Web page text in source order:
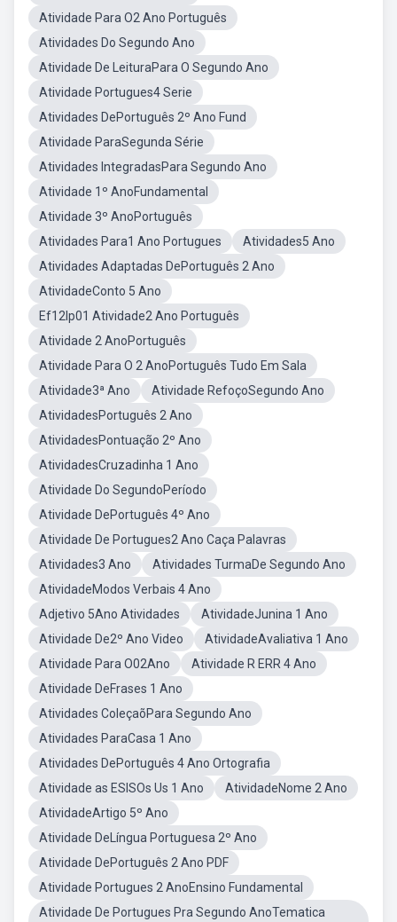
Atividade Para O2 Ano Português
Atividades Do Segundo Ano
Atividade De LeituraPara O Segundo Ano
Atividade Portugues4 Serie
Atividades DePortuguês 2º Ano Fund
Atividade ParaSegunda Série
Atividades IntegradasPara Segundo Ano
Atividade 1º AnoFundamental
Atividade 3º AnoPortuguês
Atividades Para1 Ano Portugues
Atividades5 Ano
Atividades Adaptadas DePortuguês 2 Ano
AtividadeConto 5 Ano
Ef12lp01 Atividade2 Ano Português
Atividade 2 AnoPortuguês
Atividade Para O 2 AnoPortuguês Tudo Em Sala
Atividade3ª Ano
Atividade RefoçoSegundo Ano
AtividadesPortuguês 2 Ano
AtividadesPontuação 2º Ano
AtividadesCruzadinha 1 Ano
Atividade Do SegundoPeríodo
Atividade DePortuguês 4º Ano
Atividade De Portugues2 Ano Caça Palavras
Atividades3 Ano
Atividades TurmaDe Segundo Ano
AtividadeModos Verbais 4 Ano
Adjetivo 5Ano Atividades
AtividadeJunina 1 Ano
Atividade De2º Ano Video
AtividadeAvaliativa 1 Ano
Atividade Para O02Ano
Atividade R ERR 4 Ano
Atividade DeFrases 1 Ano
Atividades ColeçaõPara Segundo Ano
Atividades ParaCasa 1 Ano
Atividades DePortuguês 4 Ano Ortografia
Atividade as ESISOs Us 1 Ano
AtividadeNome 2 Ano
AtividadeArtigo 5º Ano
Atividade DeLíngua Portuguesa 2º Ano
Atividade DePortuguês 2 Ano PDF
Atividade Portugues 2 AnoEnsino Fundamental
Atividade De Portugues Pra Segundo AnoTematica